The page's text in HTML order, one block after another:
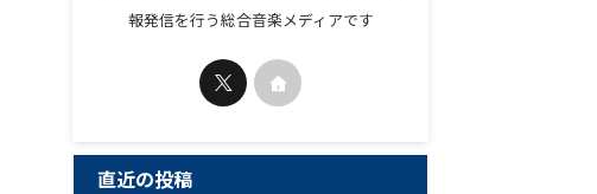
報発信を行う総合音楽メディアです
直近の投稿